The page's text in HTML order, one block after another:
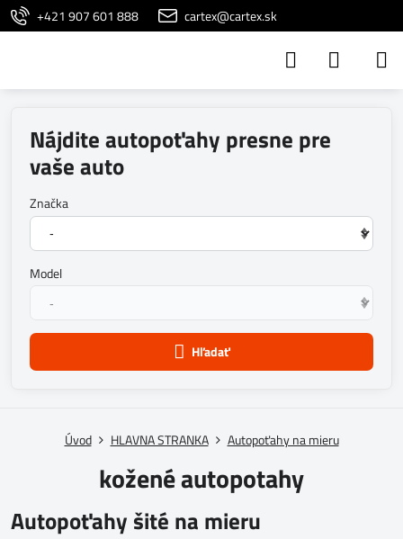
+421 907 601 888 cartex@cartex.sk
Nájdite autopoťahy presne pre
vaše auto
Značka
Model
Hľadať
Úvod HLAVNA STRANKA Autopoťahy na mieru
kožené autopotahy
Autopoťahy šité na mieru